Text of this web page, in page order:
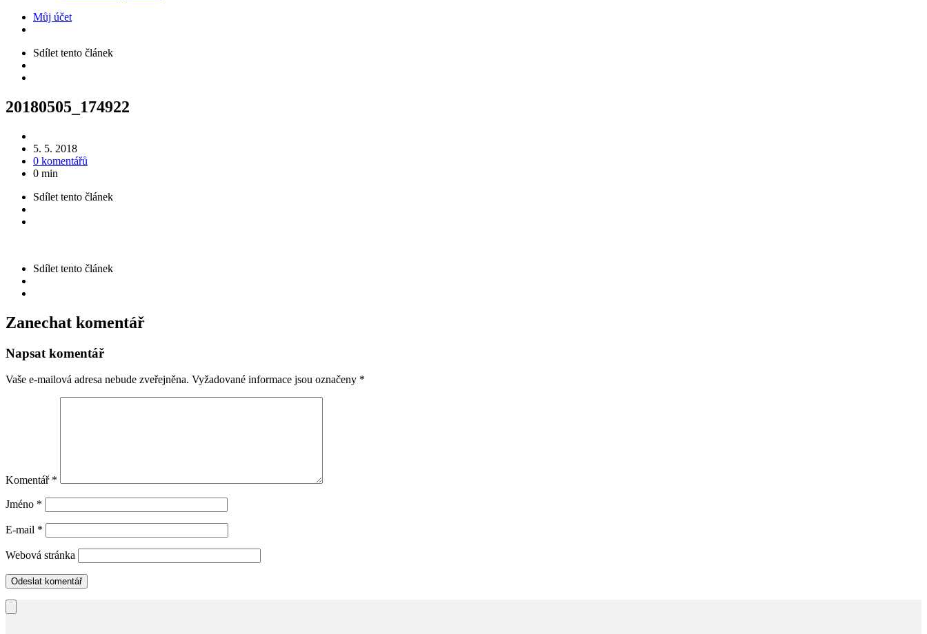
Můj účet
Sdílet tento článek
20180505_174922
5. 5. 2018
0 komentářů
0 min
Sdílet tento článek
Sdílet tento článek
Zanechat komentář
Napsat komentář
Vaše e-mailová adresa nebude zveřejněna. Vyžadované informace jsou označeny *
Komentář *
Jméno *
E-mail *
Webová stránka